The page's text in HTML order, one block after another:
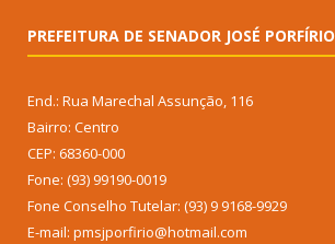
PREFEITURA DE SENADOR JOSÉ PORFÍRIO
End.: Rua Marechal Assunção, 116
Bairro: Centro
CEP: 68360-000
Fone: (93) 99190-0019
Fone Conselho Tutelar: (93) 9 9168-9929
E-mail: pmsjporfirio@hotmail.com